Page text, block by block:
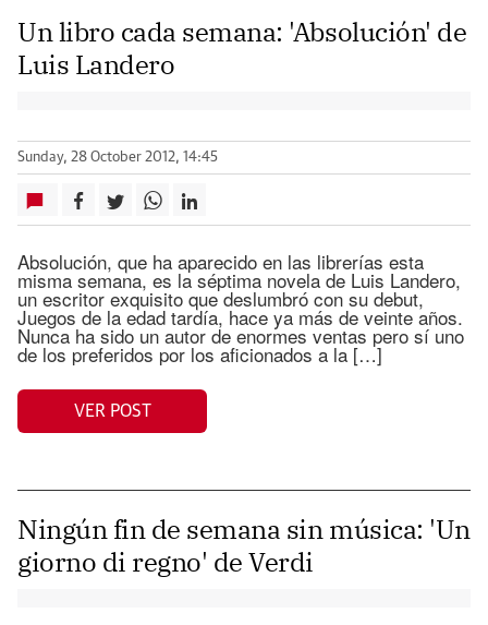
Un libro cada semana: 'Absolución' de
Luis Landero
Sunday, 28 October 2012, 14:45
Absolución, que ha aparecido en las librerías esta
misma semana, es la séptima novela de Luis Landero,
un escritor exquisito que deslumbró con su debut,
Juegos de la edad tardía, hace ya más de veinte años.
Nunca ha sido un autor de enormes ventas pero sí uno
de los preferidos por los aficionados a la […]
VER POST
Ningún fin de semana sin música: 'Un
giorno di regno' de Verdi